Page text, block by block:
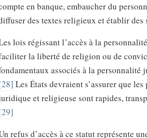
en banque, embaucher du
des textes religieux et établir
lois régissant l’accès à la
la liberté de religion ou de
associés à la
Les États devraient s’assurer que
et religieuse sont rapides,
refus d’accès à ce statut représente